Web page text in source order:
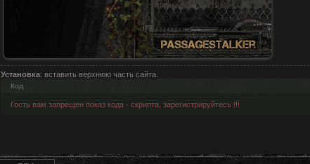
Установка: вставить верхнюю часть сайта.
Код
Гость вам запрещен показ кода - скрипта, зарегистрируйтесь !!!